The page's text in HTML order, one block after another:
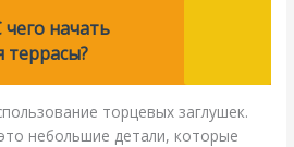
чего начать
террасы?
торцевых заглушек.
небольшие детали, которые